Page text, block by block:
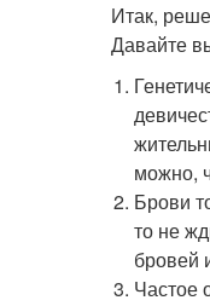
Итак,
Давайте
можно,
Брови
то не
бровей
Частое